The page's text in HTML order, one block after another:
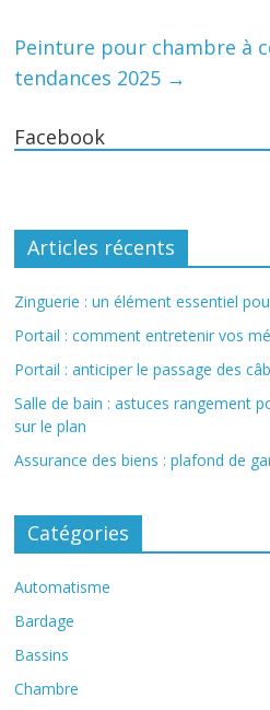
Peinture pour chambre à
tendances 2025 →
Facebook
Articles récents
Zinguerie : un élément essentiel
Portail : comment entretenir vos
Portail : anticiper le passage des
Salle de bain : astuces rangement
sur le plan
Assurance des biens : plafond de
Catégories
Automatisme
Bardage
Bassins
Chambre